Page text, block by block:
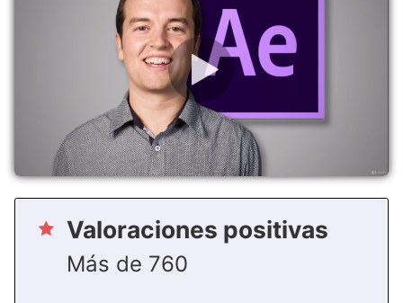
Valoraciones positivas
Más de 760